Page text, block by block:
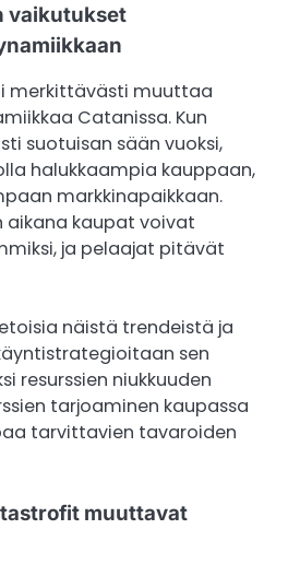
vaikutukset
merkittävästi muuttaa
Catanissa. Kun
suotuisan sään vuoksi,
halukkaampia kauppaan,
markkinapaikkaan.
aikana kaupat voivat
ja pelaajat pitävät
näistä trendeistä ja
sen
resurssien niukkuuden
tarjoaminen kaupassa
tarvittavien tavaroiden
muuttavat